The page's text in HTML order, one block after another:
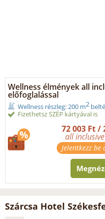
Wellness élmények all
előfoglalással
Wellness részleg: 200 m2
Fizethetsz SZÉP kártyával is
72 003 Ft
all
Jelentkezz
Szárcsa Hotel